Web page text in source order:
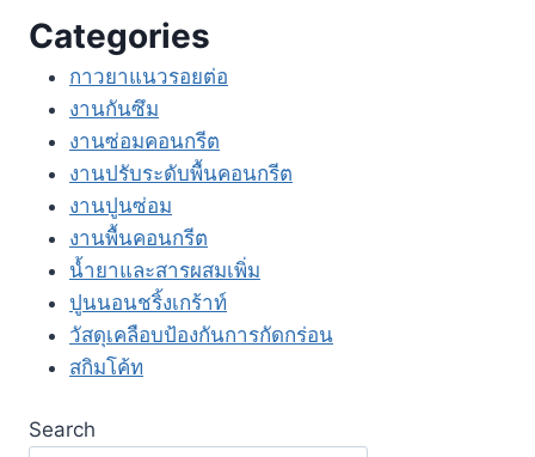
Categories
กาวยาแนวรอยต่อ
งานกันซึม
งานซ่อมคอนกรีต
งานปรับระดับพื้นคอนกรีต
งานปูนซ่อม
งานพื้นคอนกรีต
น้ำยาและสารผสมเพิ่ม
ปูนนอนชริ้งเกร้าท์
วัสดุเคลือบป้องกันการกัดกร่อน
สกิมโค้ท
Search